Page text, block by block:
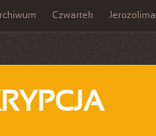
Czwartek Jerozolima